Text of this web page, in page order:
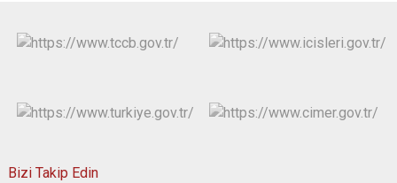
Bizi Takip Edin